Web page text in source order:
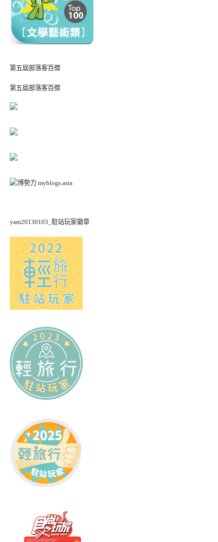
第五屆部落客百傑
第五屆部落客百傑
yam20130103_駐站玩家徽章